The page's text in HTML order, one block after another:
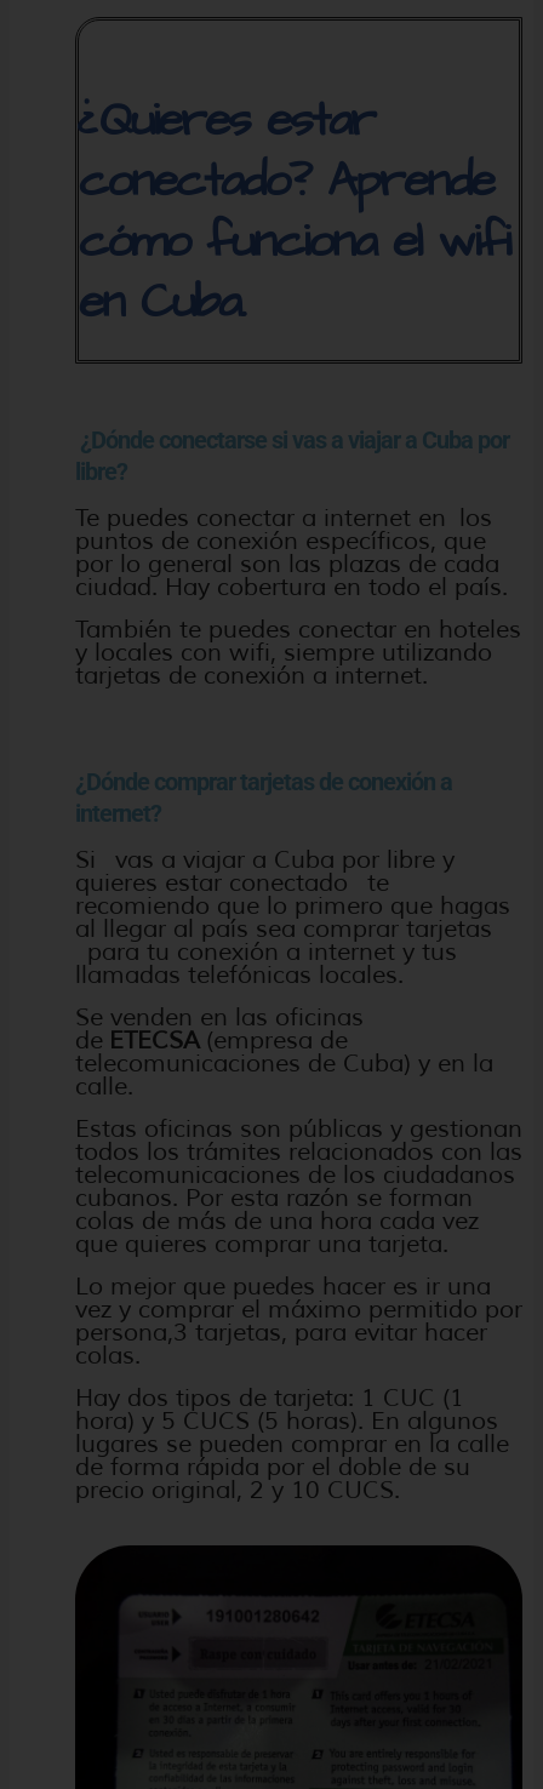
¿Quieres estar
conectado? Aprende
cómo funciona el wifi
en Cuba.
¿Dónde conectarse si vas a viajar a Cuba por
libre?
Te puedes conectar a internet en los
puntos de conexión específicos, que
por lo general son las plazas de cada
ciudad. Hay cobertura en todo el país.
También te puedes conectar en hoteles
y locales con wifi, siempre utilizando
tarjetas de conexión a internet.
¿Dónde comprar tarjetas de conexión a
internet?
Si vas a viajar a Cuba por libre y
quieres estar conectado te
recomiendo que lo primero que hagas
al llegar al país sea comprar tarjetas
para tu conexión a internet y tus
llamadas telefónicas locales.
Se venden en las oficinas
de ETECSA(empresa de
telecomunicaciones de Cuba) y en la
calle.
Estas oficinas son públicas y gestionan
todos los trámites relacionados con las
telecomunicaciones de los ciudadanos
cubanos. Por esta razón se forman
colas de más de una hora cada vez
que quieres comprar una tarjeta.
Lo mejor que puedes hacer es ir una
vez y comprar el máximo permitido por
persona,3 tarjetas, para evitar hacer
colas.
Hay dos tipos de tarjeta: 1 CUC (1
hora) y 5 CUCS (5 horas). En algunos
lugares se pueden comprar en la calle
de forma rápida por el doble de su
precio original, 2 y 10 CUCS.